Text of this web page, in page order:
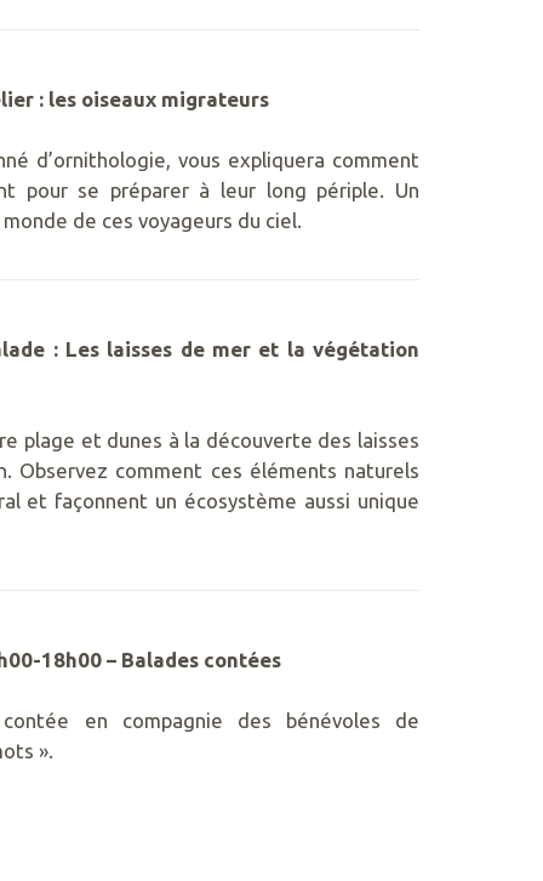
: les oiseaux migrateurs
d’ornithologie, vous expliquera comment
pour se préparer à leur long périple. Un
de ces voyageurs du ciel.
: Les laisses de mer et la végétation
plage et dunes à la découverte des laisses
Observez comment ces éléments naturels
et façonnent un écosystème aussi unique
18h00 – Balades contées
en compagnie des bénévoles de
».